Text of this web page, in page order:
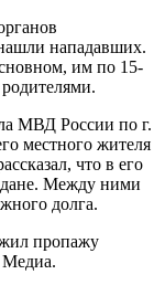
нападавших.
им по 15-
МВД России по г.
местного жителя
что в его
Между ними
долга.
пропажу